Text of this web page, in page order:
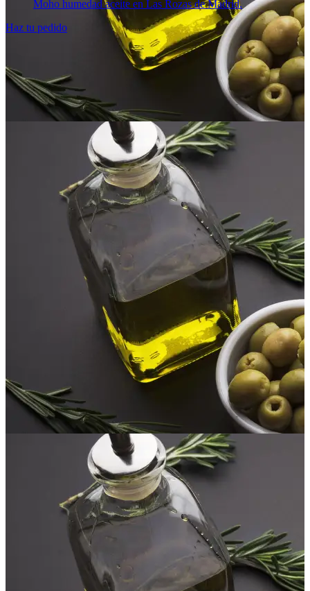
Moho humedad aceite en Las Rozas de Madrid.
Haz tu pedido